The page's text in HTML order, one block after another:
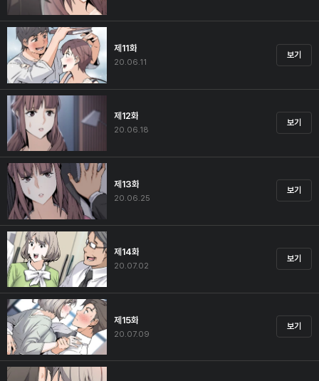
제11화
20.06.11
보기
제12화
20.06.18
보기
제13화
20.06.25
보기
제14화
20.07.02
보기
제15화
20.07.09
보기